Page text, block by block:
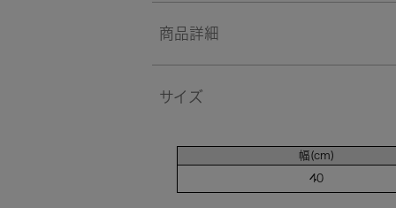
商品詳細
サイズ
幅(cm)
40